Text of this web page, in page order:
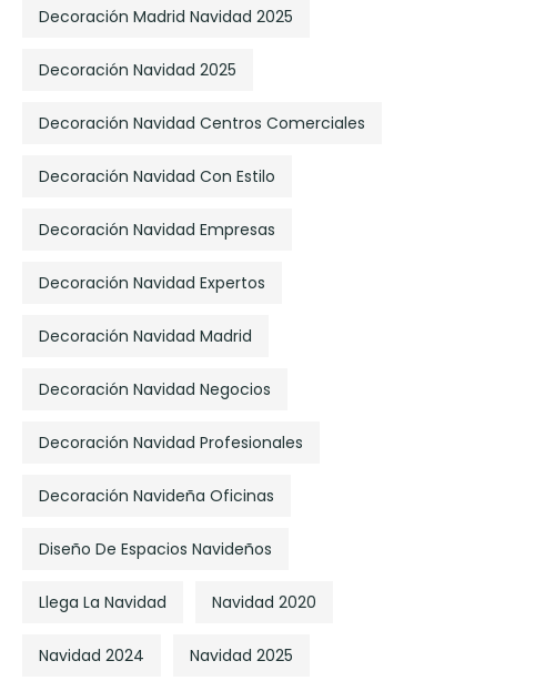
Decoración Madrid Navidad 2025
Decoración Navidad 2025
Decoración Navidad Centros Comerciales
Decoración Navidad Con Estilo
Decoración Navidad Empresas
Decoración Navidad Expertos
Decoración Navidad Madrid
Decoración Navidad Negocios
Decoración Navidad Profesionales
Decoración Navideña Oficinas
Diseño De Espacios Navideños
Llega La Navidad Navidad 2020
Navidad 2024 Navidad 2025